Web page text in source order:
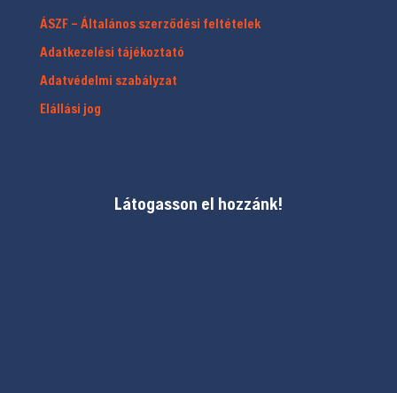
ÁSZF – Általános szerződési feltételek
Adatkezelési tájékoztató
Adatvédelmi szabályzat
Elállási jog
Látogasson el hozzánk!